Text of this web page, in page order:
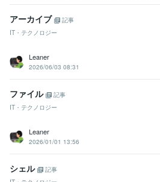
アーカイブ
記事
IT・テクノロジー
Leaner
2026/06/03 08:31
ファイル
記事
IT・テクノロジー
Leaner
2026/01/01 13:56
シェル
記事